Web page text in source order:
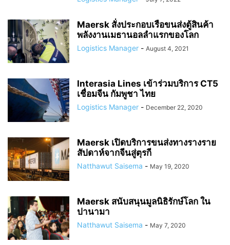
Maersk สั่งประกอบเรือขนส่งตู้สินค้า
พลังงานเมธานอลลำแรกของโลก
Logistics Manager - August 4, 2021
Interasia Lines เข้าร่วมบริการ CT5
เชื่อมจีน กัมพูชา ไทย
Logistics Manager - December 22, 2020
Maersk เปิดบริการขนส่งทางรางราย
สัปดาห์จากจีนสู่ตุรกี
Natthawut Saisema - May 19, 2020
Maersk สนับสนุนมูลนิธิรักษ์โลก ใน
ปานามา
Natthawut Saisema - May 7, 2020